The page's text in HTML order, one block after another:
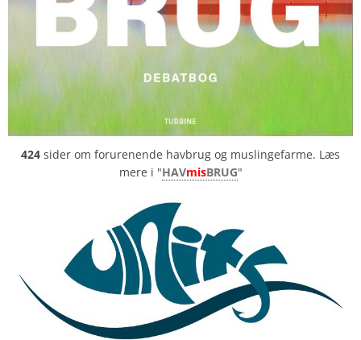
424 sider om forurenende havbrug og muslingefarme. Læs
mere i "HAVmisBRUG"